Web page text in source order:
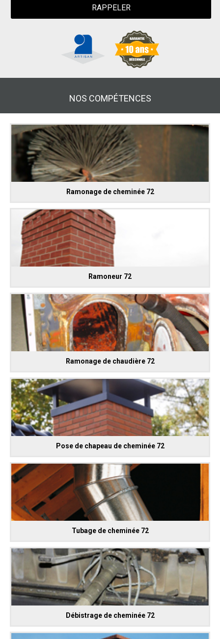
NOS COMPÉTENCES
Ramonage de cheminée 72
Ramoneur 72
Ramonage de chaudière 72
Pose de chapeau de cheminée 72
Tubage de cheminée 72
Débistrage de cheminée 72